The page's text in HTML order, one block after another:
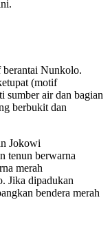
Nunkolo.
(motif
sumber air dan bagian
berbukit dan
Jokowi
tenun berwarna
merah
Jika dipadukan
bendera merah